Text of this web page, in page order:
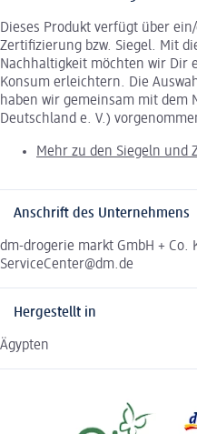
Dieses Produkt verfügt über
Zertifizierung bzw. Siegel. Mit
Nachhaltigkeit möchten wir Dir
Konsum erleichtern. Die
haben wir gemeinsam mit dem
Deutschland e. V.)
Mehr zu den Siegeln und
Anschrift des Unternehmens
dm-drogerie markt GmbH + Co.
ServiceCenter@dm.de
Hergestellt in
Ägypten